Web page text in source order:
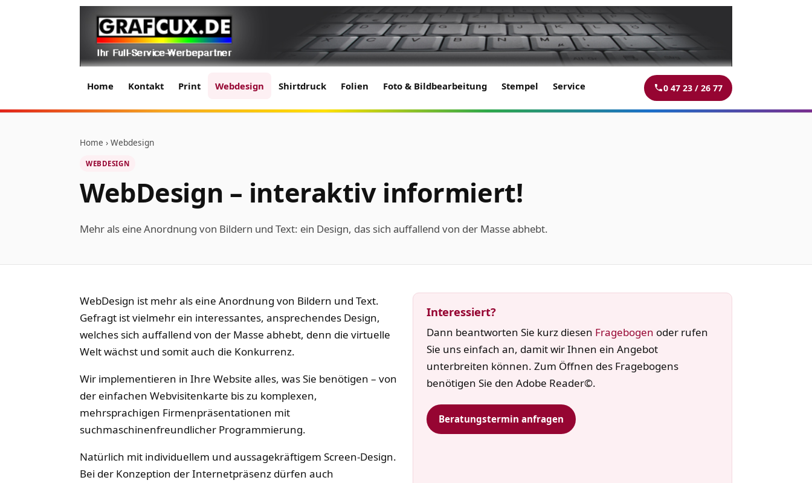
Home Kontakt Print Webdesign Shirtdruck Folien Foto & Bildbearbeitung Stempel Service 0 47 23 / 26 77
Home › Webdesign
WEBDESIGN
WebDesign – interaktiv informiert!
Mehr als eine Anordnung von Bildern und Text: ein Design, das sich auffallend von der Masse abhebt.
WebDesign ist mehr als eine Anordnung von Bildern und Text.
Gefragt ist vielmehr ein interessantes, ansprechendes Design,
welches sich auffallend von der Masse abhebt, denn die virtuelle
Welt wächst und somit auch die Konkurrenz.
Wir implementieren in Ihre Website alles, was Sie benötigen – von
der einfachen Webvisitenkarte bis zu komplexen,
mehrsprachigen Firmenpräsentationen mit
suchmaschinenfreundlicher Programmierung.
Natürlich mit individuellem und aussagekräftigem Screen-Design.
Bei der Konzeption der Internetpräsenz dürfen auch
Interessiert?
Dann beantworten Sie kurz diesen Fragebogen oder rufen
Sie uns einfach an, damit wir Ihnen ein Angebot
unterbreiten können. Zum Öffnen des Fragebogens
benötigen Sie den Adobe Reader©.
Beratungstermin anfragen